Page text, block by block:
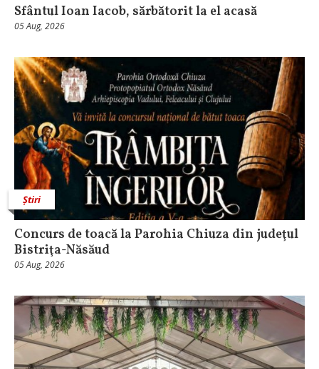
Sfântul Ioan Iacob, sărbătorit la el acasă
05 Aug, 2026
Știri
​Concurs de toacă la Parohia Chiuza din judeţul
Bistriţa-Năsăud
05 Aug, 2026